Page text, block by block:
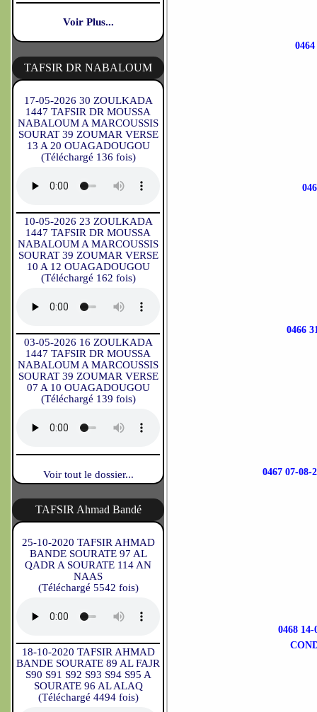
Voir Plus...
TAFSIR DR NABALOUM
17-05-2026 30 ZOULKADA
1447 TAFSIR DR MOUSSA
NABALOUM A MARCOUSSIS
SOURAT 39 ZOUMAR VERSE
13 A 20 OUAGADOUGOU
(Téléchargé 136 fois)
10-05-2026 23 ZOULKADA
1447 TAFSIR DR MOUSSA
NABALOUM A MARCOUSSIS
SOURAT 39 ZOUMAR VERSE
10 A 12 OUAGADOUGOU
(Téléchargé 162 fois)
03-05-2026 16 ZOULKADA
1447 TAFSIR DR MOUSSA
NABALOUM A MARCOUSSIS
SOURAT 39 ZOUMAR VERSE
07 A 10 OUAGADOUGOU
(Téléchargé 139 fois)
Voir tout le dossier...
TAFSIR Ahmad Bandé
25-10-2020 TAFSIR AHMAD
BANDE SOURATE 97 AL
QADR A SOURATE 114 AN
NAAS
(Téléchargé 5542 fois)
18-10-2020 TAFSIR AHMAD
BANDE SOURATE 89 AL FAJR
S90 S91 S92 S93 S94 S95 A
SOURATE 96 AL ALAQ
(Téléchargé 4494 fois)
0466
0467 07-
0468